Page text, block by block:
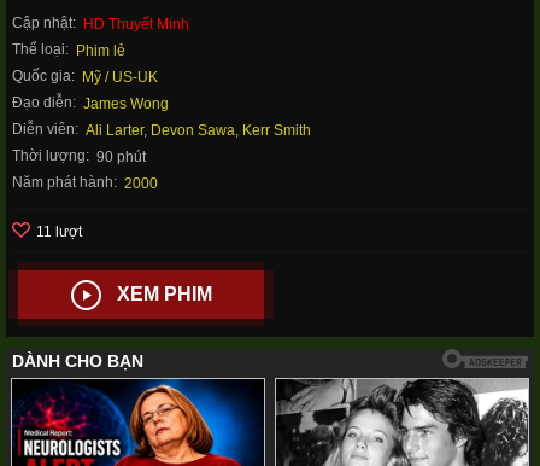
Cập nhật: HD Thuyết Minh
Thể loại: Phim lẻ
Quốc gia: Mỹ / US-UK
Đạo diễn: James Wong
Diễn viên: Ali Larter, Devon Sawa, Kerr Smith
Thời lượng: 90 phút
Năm phát hành: 2000
11 lượt
XEM PHIM